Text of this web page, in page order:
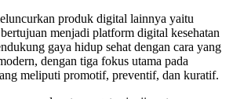
produk digital lainnya yaitu
menjadi platform digital kesehatan
gaya hidup sehat dengan cara yang
dengan tiga fokus utama pada
meliputi promotif, preventif, dan kuratif.